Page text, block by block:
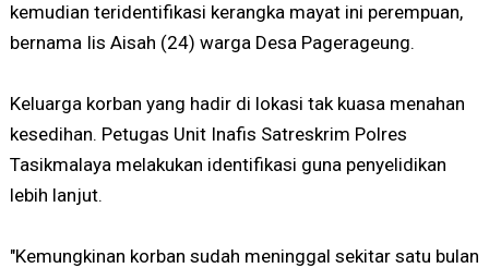
kemudian teridentifikasi kerangka mayat ini perempuan,
bernama Iis Aisah (24) warga Desa Pagerageung.
Keluarga korban yang hadir di lokasi tak kuasa menahan
kesedihan. Petugas Unit Inafis Satreskrim Polres
Tasikmalaya melakukan identifikasi guna penyelidikan
lebih lanjut.
"Kemungkinan korban sudah meninggal sekitar satu bulan